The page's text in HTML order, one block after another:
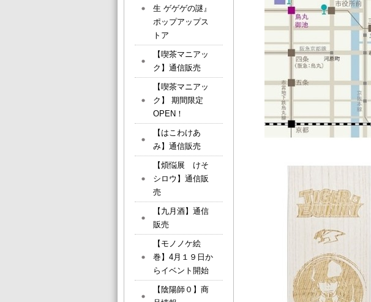
生 ゲゲゲの謎』
ポップアップス
トア
【喫茶マニアッ
ク】通信販売
【喫茶マニアッ
ク】 期間限定
OPEN！
【はこわけあ
み】通信販売
【煩悩展 けそ
シロウ】通信販
売
【九月酒】通信
販売
【モノノケ絵
巻】4月１９日か
らイベント開始
【陰陽師０】商